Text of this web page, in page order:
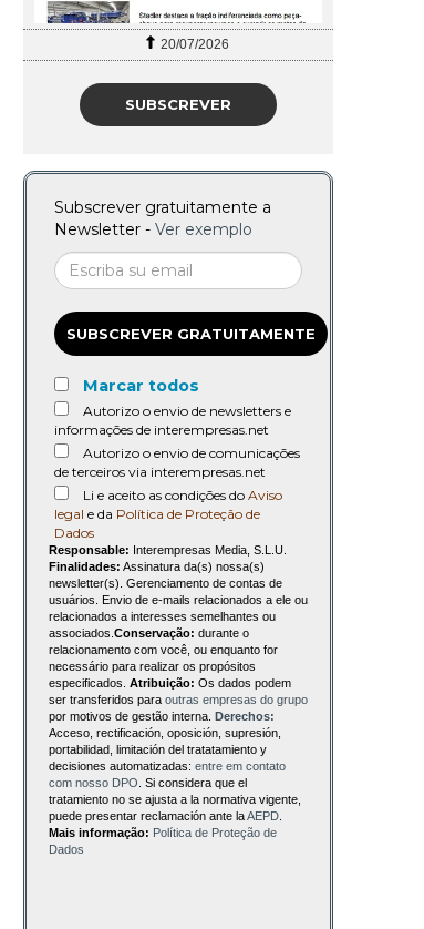
20/07/2026
SUBSCREVER
Subscrever gratuitamente a
Newsletter - Ver exemplo
SUBSCREVER GRATUITAMENTE
Marcar todos
Autorizo o envio de newsletters e
informações de interempresas.net
Autorizo o envio de comunicações
de terceiros via interempresas.net
Li e aceito as condições do Aviso
legal e da Política de Proteção de
Dados
Responsable: Interempresas Media, S.L.U.
Finalidades: Assinatura da(s) nossa(s)
newsletter(s). Gerenciamento de contas de
usuários. Envio de e-mails relacionados a ele ou
relacionados a interesses semelhantes ou
associados. Conservação: durante o
relacionamento com você, ou enquanto for
necessário para realizar os propósitos
especificados. Atribuição: Os dados podem
ser transferidos para outras empresas do grupo
por motivos de gestão interna. Derechos:
Acceso, rectificación, oposición, supresión,
portabilidad, limitación del tratatamiento y
decisiones automatizadas: entre em contato
com nosso DPO . Si considera que el
tratamiento no se ajusta a la normativa vigente,
puede presentar reclamación ante laAEPD
Mais informação: Política de Proteção de
Dados